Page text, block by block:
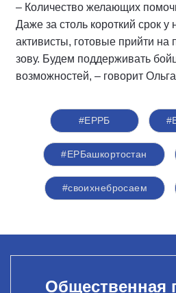
– Количество желающих
Даже за столь короткий срок у
активисты, готовые прийти
зову. Будем поддерживать
возможностей, – говорит
#ЕРРБ
#ЕРБашкортостан
#своихнебросаем
Общественная